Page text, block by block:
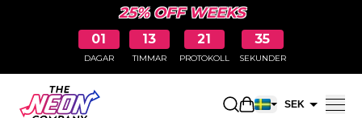
25% OFF WEEKS
01
DAGAR
13
TIMMAR
21
PROTOKOLL
34
SEKUNDER
ÖppnaSEK